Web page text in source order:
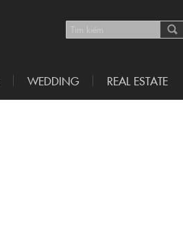
WEDDING REAL ESTATE